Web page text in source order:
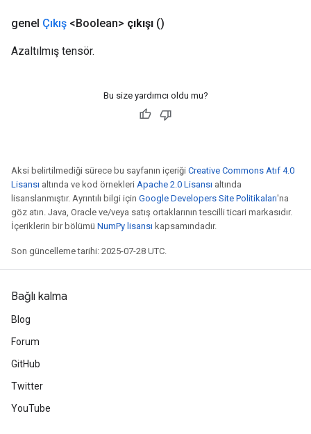
genel Çıkış <Boolean> çıkışı ()
Azaltılmış tensör.
Bu size yardımcı oldu mu?
Aksi belirtilmediği sürece bu sayfanın içeriği Creative Commons Atıf 4.0
Lisansı altında ve kod örnekleri Apache 2.0 Lisansı altında
lisanslanmıştır. Ayrıntılı bilgi için Google Developers Site Politikaları'na
göz atın. Java, Oracle ve/veya satış ortaklarının tescilli ticari markasıdır.
İçeriklerin bir bölümü NumPy lisansı kapsamındadır.
Son güncelleme tarihi: 2025-07-28 UTC.
Bağlı kalma
Blog
Forum
GitHub
Twitter
YouTube